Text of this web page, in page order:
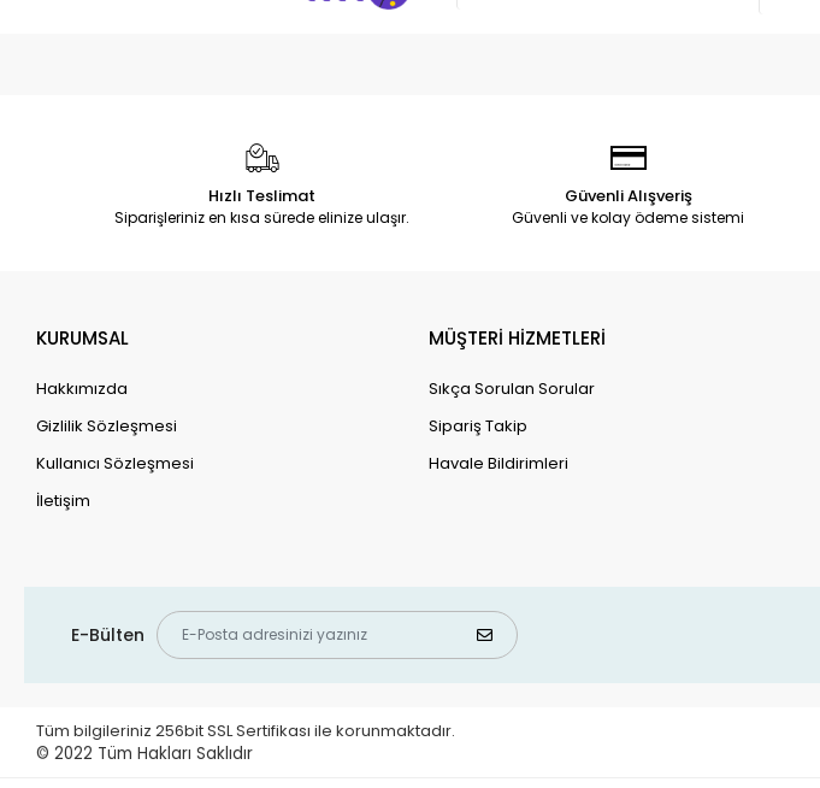
Hızlı Teslimat
Siparişleriniz en kısa sürede elinize ulaşır.
Güvenli Alışveriş
Güvenli ve kolay ödeme sistemi
KURUMSAL
Hakkımızda
Gizlilik Sözleşmesi
Kullanıcı Sözleşmesi
İletişim
MÜŞTERİ HİZMETLERİ
Sıkça Sorulan Sorular
Sipariş Takip
Havale Bildirimleri
E-Bülten
Tüm bilgileriniz 256bit SSL Sertifikası ile korunmaktadır.
© 2022 Tüm Hakları Saklıdır